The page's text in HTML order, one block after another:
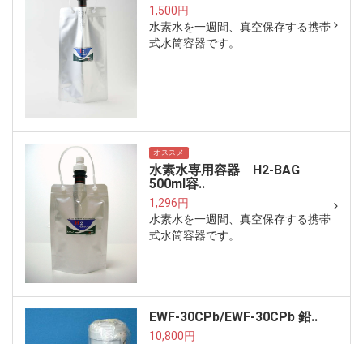
1,500円
水素水を一週間、真空保存する携帯
式水筒容器です。
オススメ
水素水専用容器 H2-BAG
500ml容..
1,296円
水素水を一週間、真空保存する携帯
式水筒容器です。
EWF-30CPb/EWF-30CPb 鉛..
10,800円